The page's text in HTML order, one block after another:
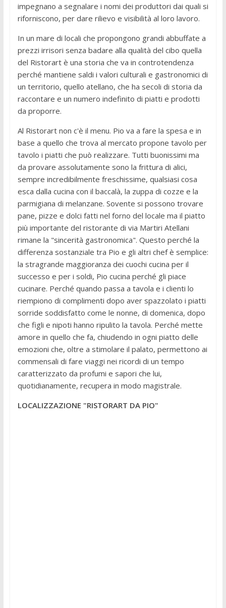
impegnano a segnalare i nomi dei produttori dai quali si
riforniscono, per dare rilievo e visibilità al loro lavoro.
In un mare di locali che propongono grandi abbuffate a
prezzi irrisori senza badare alla qualità del cibo quella
del Ristorart è una storia che va in controtendenza
perché mantiene saldi i valori culturali e gastronomici di
un territorio, quello atellano, che ha secoli di storia da
raccontare e un numero indefinito di piatti e prodotti
da proporre.
Al Ristorart non c'è il menu. Pio va a fare la spesa e in
base a quello che trova al mercato propone tavolo per
tavolo i piatti che può realizzare. Tutti buonissimi ma
da provare assolutamente sono la frittura di alici,
sempre incredibilmente freschissime, qualsiasi cosa
esca dalla cucina con il baccalà, la zuppa di cozze e la
parmigiana di melanzane. Sovente si possono trovare
pane, pizze e dolci fatti nel forno del locale ma il piatto
più importante del ristorante di via Martiri Atellani
rimane la "sincerità gastronomica". Questo perché la
differenza sostanziale tra Pio e gli altri chef è semplice:
la stragrande maggioranza dei cuochi cucina per il
successo e per i soldi, Pio cucina perché gli piace
cucinare. Perché quando passa a tavola e i clienti lo
riempiono di complimenti dopo aver spazzolato i piatti
sorride soddisfatto come le nonne, di domenica, dopo
che figli e nipoti hanno ripulito la tavola. Perché mette
amore in quello che fa, chiudendo in ogni piatto delle
emozioni che, oltre a stimolare il palato, permettono ai
commensali di fare viaggi nei ricordi di un tempo
caratterizzato da profumi e sapori che lui,
quotidianamente, recupera in modo magistrale.
LOCALIZZAZIONE "RISTORART DA PIO"